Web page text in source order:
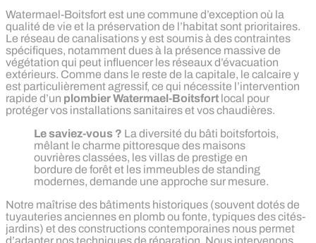
Watermael-Boitsfort est une commune d’exception où la
qualité de vie et la préservation de l’habitat sont prioritaires.
Le réseau de canalisations y est soumis à des contraintes
spécifiques, notamment dues à la présence massive de
végétation qui peut influencer les réseaux d’évacuation
extérieurs. Comme dans le reste de la capitale, le calcaire y
est particulièrement agressif, ce qui nécessite l’intervention
rapide d’un plombier Watermael-Boitsfort local pour
protéger vos installations sanitaires et vos chaudières.
Le saviez-vous ? La diversité du bâti boitsfortois,
mêlant le charme pittoresque des maisons
ouvrières classées, les villas de prestige en
bordure de forêt et les immeubles de standing
modernes, demande une approche sur mesure.
Notre maîtrise des bâtiments historiques (souvent dotés de
tuyauteries anciennes en plomb ou fonte, typiques des cités-
jardins) et des constructions contemporaines nous permet